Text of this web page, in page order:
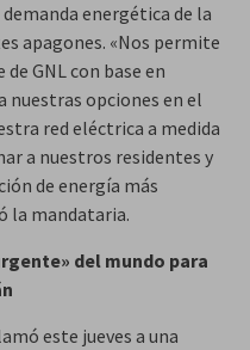
energética de la
apagones. «Nos permite
GNL con base en
nuestras opciones en el
red eléctrica a medida
a nuestros residentes y
de energía más
la mandataria.
del mundo para
este jueves a una